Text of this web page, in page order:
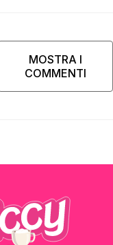
MOSTRA I
COMMENTI